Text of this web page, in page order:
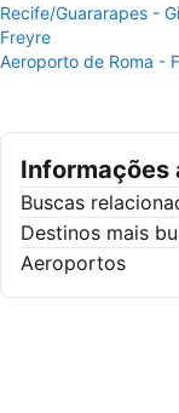
Recife/Guararapes -
Freyre
Aeroporto de Roma -
Informações
Buscas
Destinos mais
Aeroportos